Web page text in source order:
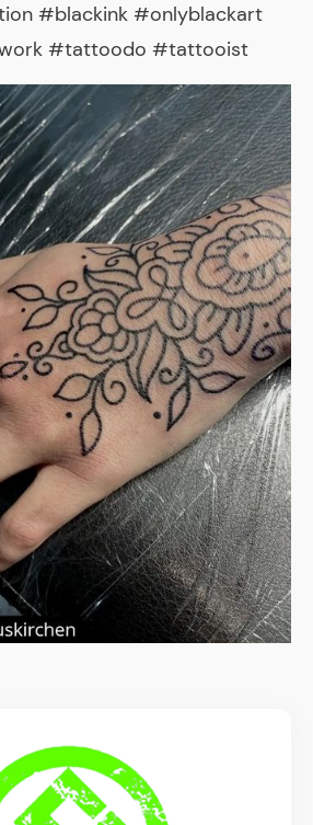
#blackink #onlyblackart
#tattoodo #tattooist